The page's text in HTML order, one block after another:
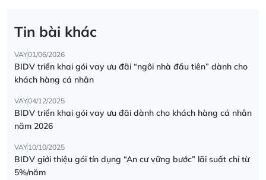
Tin bài khác
VAY01/06/2026
BIDV triển khai gói vay ưu đãi “ngôi nhà đầu tiên” dành cho
khách hàng cá nhân
VAY04/12/2025
BIDV triển khai gói vay ưu đãi dành cho khách hàng cá nhân
năm 2026
VAY10/10/2025
BIDV giới thiệu gói tín dụng “An cư vững bước” lãi suất chỉ từ
5%/năm